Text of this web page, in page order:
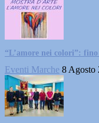
“L’amore nei colori”:
Eventi Marche 8 Agosto